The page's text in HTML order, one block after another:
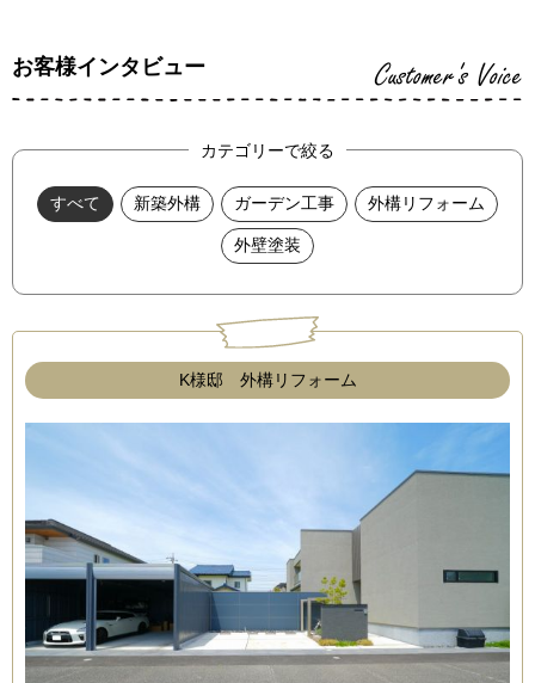
お客様インタビュー Customer's Voice
カテゴリーで絞る
すべて 新築外構 ガーデン工事 外構リフォーム
外壁塗装
K様邸 外構リフォーム